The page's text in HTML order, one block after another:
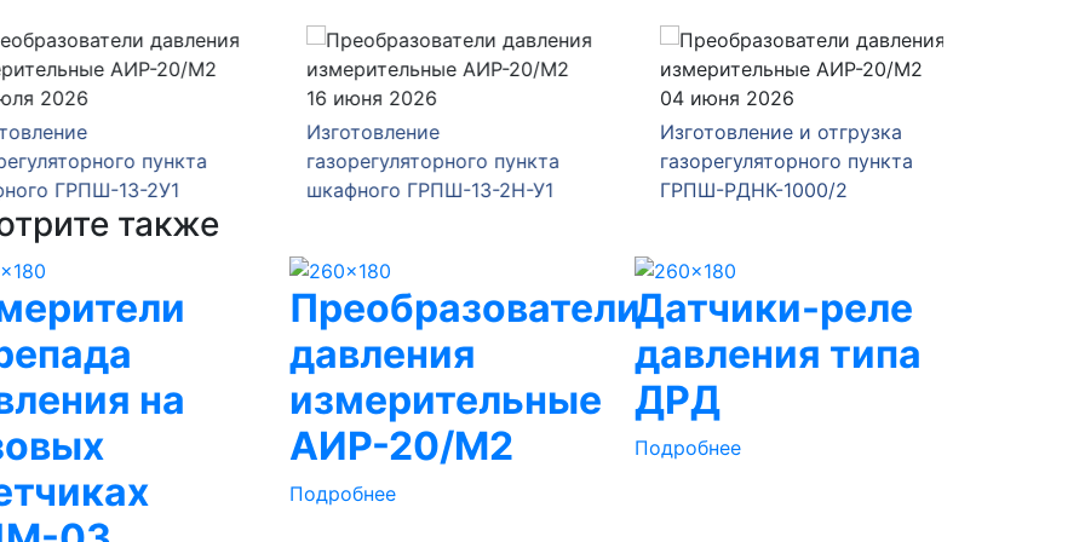
2026
пункта
ГРПШ-13-2У1
16 июня 2026
Изготовление
газорегуляторного пункта
шкафного ГРПШ-13-2Н-У1
04 июня 2026
Изготовление и отгрузка
газорегуляторного пункта
ГРПШ-РДНК-1000/2
также
на
Преобразователи
давления
измерительные
АИР-20/М2
Подробнее
Датчики-реле
давления типа
ДРД
Подробнее